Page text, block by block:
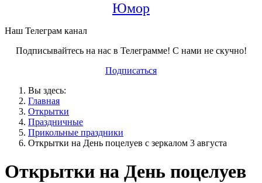
Юмор
Наш Телеграм канал
Подписывайтесь на нас в Телеграмме! С нами не скучно!
Подписаться
Вы здесь:
Главная
Открытки
Праздничные
Прикольные праздники
Открытки на День поцелуев с зеркалом 3 августа
Открытки на День поцелуев